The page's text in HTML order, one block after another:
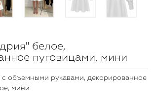
белое,
пуговицами, мини
с объемными рукавами, декорированное
мини